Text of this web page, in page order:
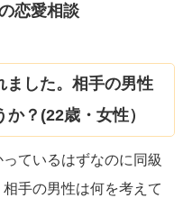
ら彼女を奪う」という
いだろう、と思ってい
と別れるつもりがない
）のことを好きになっ
は必要としているのか
恋愛相談
ました。相手の男性
？(22歳・女性）
ているはずなのに同級
手の男性は何を考えて